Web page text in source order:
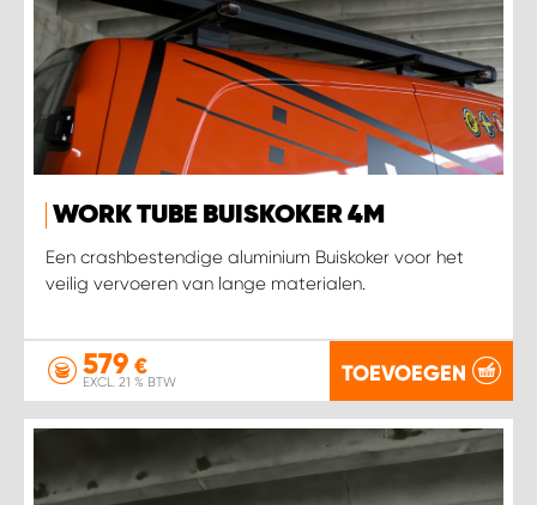
WORK TUBE BUISKOKER 4M
Een crashbestendige aluminium Buiskoker voor het
veilig vervoeren van lange materialen.
579 €
EXCL. 21 % BTW TOEVOEGEN